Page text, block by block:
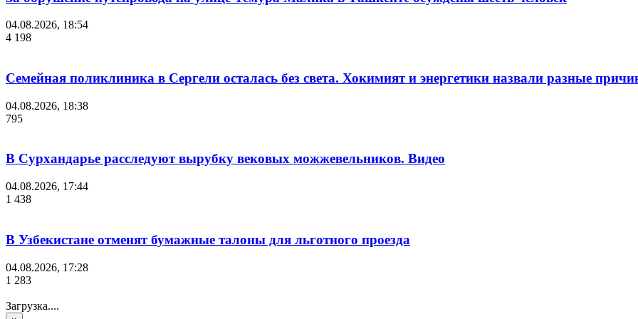
04.08.2026, 18:54
4 198
Семейная поликлиника в Сергели осталась без света. Хокимият и энергетики назвали разные
04.08.2026, 18:38
795
В Сурхандарье расследуют вырубку вековых можжевельников. Видео
04.08.2026, 17:44
1 438
В Узбекистане отменят бумажные талоны для льготного проезда
04.08.2026, 17:28
1 283
Загрузка....